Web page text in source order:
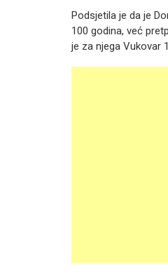
Podsjetila je da je
100 godina, već
je za njega Vukovar